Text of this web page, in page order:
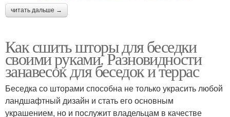
читать дальше →
Как сшить шторы для беседки
своими руками. Разновидности
занавесок для беседок и террас
Беседка со шторами способна не только украсить любой
ландшафтный дизайн и стать его основным
украшением, но и послужит владельцам в качестве